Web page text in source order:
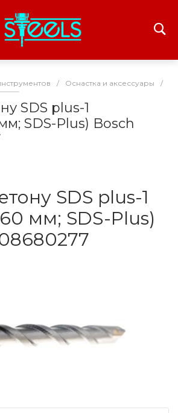
/ Оснастка и аксессуары /
SDS plus-1
SDS-Plus) Bosch
SDS plus-1
мм; SDS-Plus)